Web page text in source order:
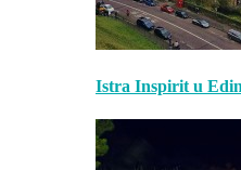
Istra Inspirit u